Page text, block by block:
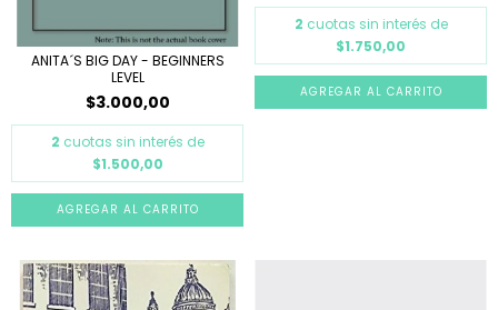
ANITA´S BIG DAY - BEGINNERS
LEVEL
$3.000,00
2 cuotas sin interés de
$1.500,00
2 cuotas sin interés de
$1.750,00